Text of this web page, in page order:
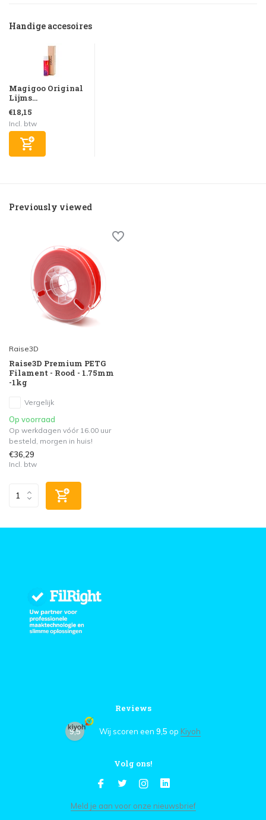
Handige accesoires
Magigoo Original
Lijms...
€18,15
Incl. btw
Previously viewed
Raise3D
Raise3D Premium PETG
Filament - Rood - 1.75mm
-1kg
Vergelijk
Op voorraad
Op werkdagen vóór 16.00 uur
besteld, morgen in huis!
€36,29
Incl. btw
Reviews
9,5 Wij scoren een 9,5 op Kiyoh
Volg ons!
Meld je aan voor onze nieuwsbrief